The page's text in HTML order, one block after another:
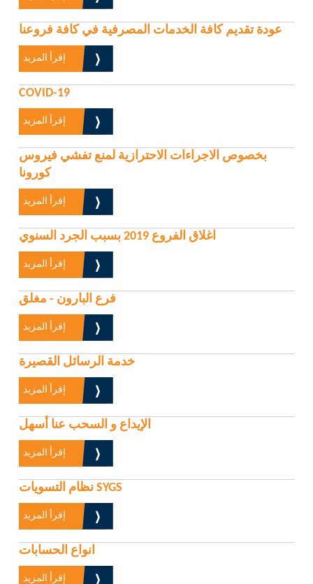
عودة تقديم كافة الخدمات المصرفية في كافة فروعنا
إقرأ المزيد
COVID-19
إقرأ المزيد
بخصوص الاجراءات الاحترازية لمنع تفشي فيروس
كورونا
إقرأ المزيد
اغلاق الفروع 2019 بسبب الجرد السنوي
إقرأ المزيد
فرع البارون - مغلق
إقرأ المزيد
خدمة الرسائل القصيرة
إقرأ المزيد
الإيداع و السحب عنا أسهل
إقرأ المزيد
نظام التسويات SYGS
إقرأ المزيد
انواع الحسابات
إقرأ المزيد